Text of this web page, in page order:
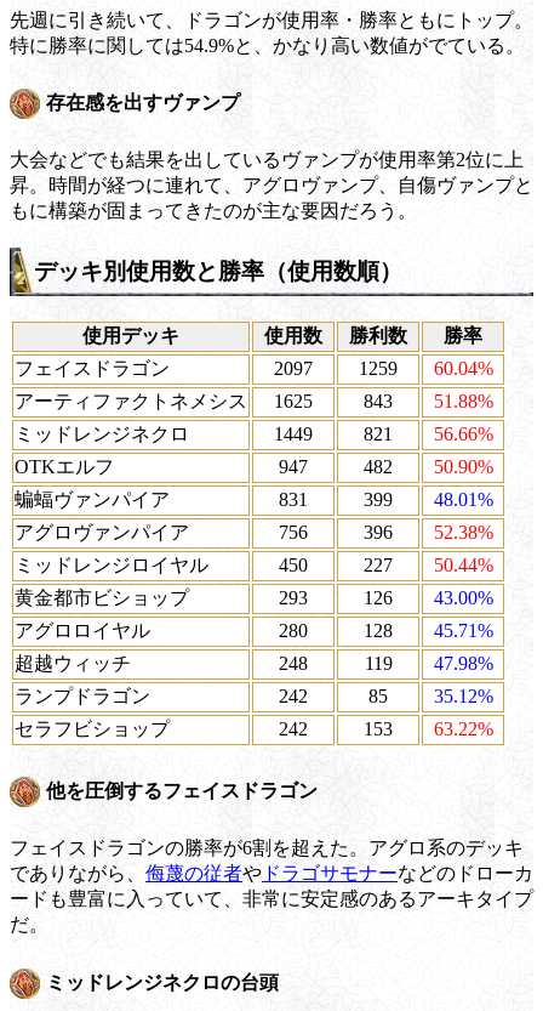
先週に引き続いて、ドラゴンが使用率・勝率ともにトップ。
特に勝率に関しては54.9%と、かなり高い数値がでている。
存在感を出すヴァンプ
大会などでも結果を出しているヴァンプが使用率第2位に上
昇。時間が経つに連れて、アグロヴァンプ、自傷ヴァンプと
もに構築が固まってきたのが主な要因だろう。
デッキ別使用数と勝率（使用数順）
使用デッキ 使用数 勝利数
勝率
フェイスドラゴン
2097 1259
60.04%
アーティファクトネメシス
1625 843
51.88%
ミッドレンジネクロ
1449 821
56.66%
OTKエルフ
947 482
50.90%
蝙蝠ヴァンパイア
831 399
48.01%
アグロヴァンパイア
756 396
52.38%
ミッドレンジロイヤル
450 227
50.44%
黄金都市ビショップ
293 126
43.00%
アグロロイヤル
280 128
45.71%
超越ウィッチ
248 119
47.98%
ランプドラゴン
242 85
35.12%
セラフビショップ
242 153 63.22%
他を圧倒するフェイスドラゴン
フェイスドラゴンの勝率が6割を超えた。アグロ系のデッキ
でありながら、 侮蔑の従者や ドラゴサモナーなどのドローカ
ードも豊富に入っていて、非常に安定感のあるアーキタイプ
だ。
ミッドレンジネクロの台頭